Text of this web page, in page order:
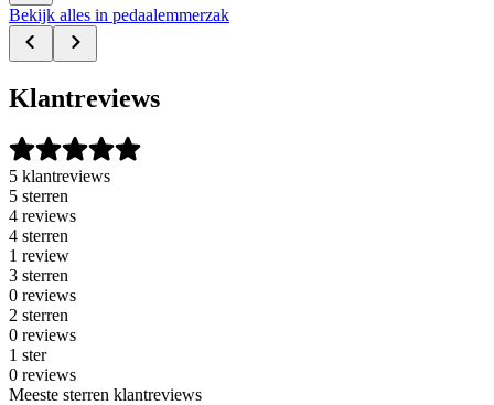
Bekijk alles in pedaalemmerzak
Klantreviews
5 klantreviews
5 sterren
4 reviews
4 sterren
1 review
3 sterren
0 reviews
2 sterren
0 reviews
1 ster
0 reviews
Meeste sterren klantreviews